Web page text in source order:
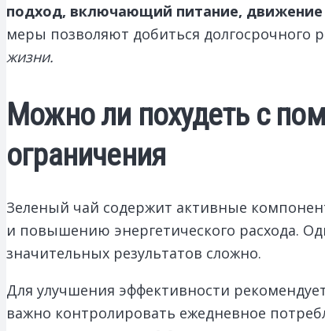
подход, включающий питание, движение
меры позволяют добиться долгосрочного
жизни.
Можно ли похудеть с
ограничения
Зеленый чай содержит активные
и повышению энергетического расхода.
значительных результатов сложно.
Для улучшения эффективности
важно контролировать ежедневное